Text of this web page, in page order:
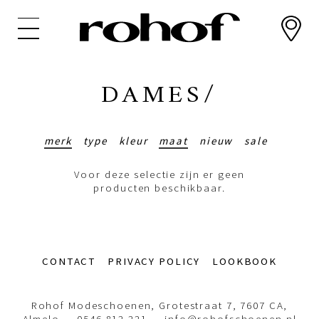
DAMES/
merk type kleur maat nieuw sale
Voor deze selectie zijn er geen
producten beschikbaar.
Footer-CONTACT PRIVACY POLICY LOOKBOOK
Rohof Modeschoenen, Grotestraat 7, 7607 CA,